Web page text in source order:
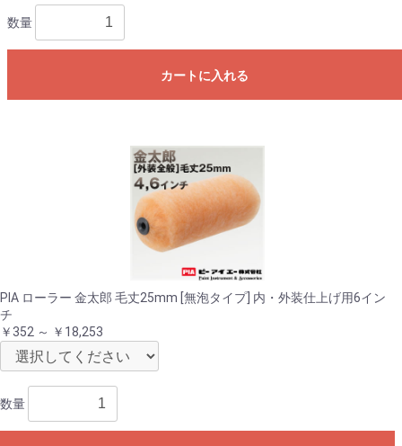
数量
カートに入れる
PIA ローラー 金太郎 毛丈25mm [無泡タイプ] 内・外装仕上げ用6イン
チ
￥352 ～ ￥18,253
数量